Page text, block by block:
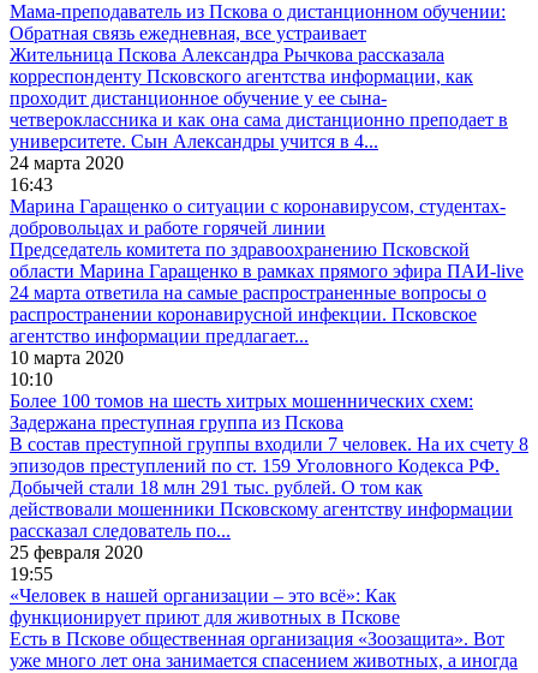
Мама-преподаватель из Пскова о дистанционном обучении:
Обратная связь ежедневная, все устраивает
Жительница Пскова Александра Рычкова рассказала
корреспонденту Псковского агентства информации, как
проходит дистанционное обучение у ее сына-
четвероклассника и как она сама дистанционно преподает в
университете. Сын Александры учится в 4...
24 марта 2020
16:43
Марина Гаращенко о ситуации с коронавирусом, студентах-
добровольцах и работе горячей линии
Председатель комитета по здравоохранению Псковской
области Марина Гаращенко в рамках прямого эфира ПАИ-live
24 марта ответила на самые распространенные вопросы о
распространении коронавирусной инфекции. Псковское
агентство информации предлагает...
10 марта 2020
10:10
Более 100 томов на шесть хитрых мошеннических схем:
Задержана преступная группа из Пскова
В состав преступной группы входили 7 человек. На их счету 8
эпизодов преступлений по ст. 159 Уголовного Кодекса РФ.
Добычей стали 18 млн 291 тыс. рублей. О том как
действовали мошенники Псковскому агентству информации
рассказал следователь по...
25 февраля 2020
19:55
«Человек в нашей организации – это всё»: Как
функционирует приют для животных в Пскове
Есть в Пскове общественная организация «Зоозащита». Вот
уже много лет она занимается спасением животных, а иногда